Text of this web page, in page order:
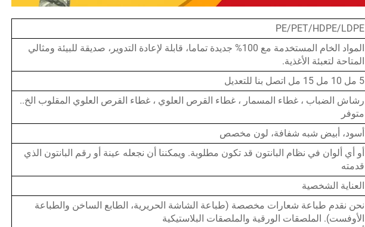
PE/PET/HDPE/LDPE
المواد الخام المستخدمة مع 100% جديدة تماما، قابلة لإعادة التدوير، صديقة للبيئة ومثالي
المتاحة لتعبئة الأغذية.
5 مل 10 مل 15 مل اتصل بنا للتعديل
رشاش الضباب ، غطاء المسمار ، غطاء القرص العلوي ، غطاء القرص العلوي المقلوب الخ..
متوفر
أسود، أبيض شبه شفافة، لون مخصص
أو أي ألوان في نظام البانتون قد تكون مطلوبة. ويمكننا أن نجعله عينة أو رقم البانتون الذي
قدمته
العناية الشخصية
نحن نقدم طباعة شعارات مخصصة (طباعة الشاشة الحريرية، الطابع الساخن والطباعة
الأوفست). الملصقات الورقية والملصقات البلاستيكية